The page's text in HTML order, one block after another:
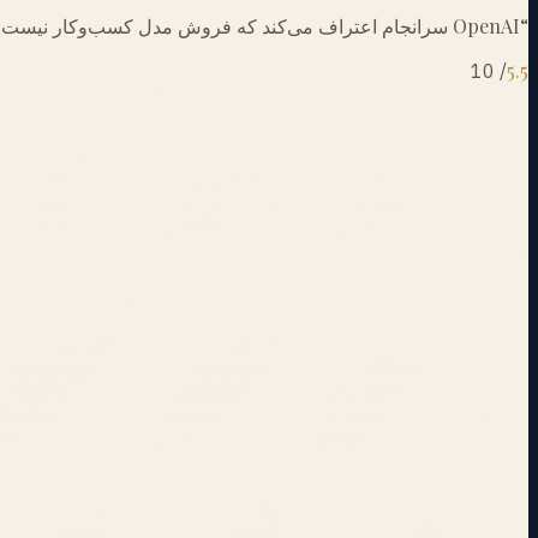
“OpenAI سرانجام اعتراف می‌کند که فروش مدل کسب‌وکار نیست، با تبدیل آرام به آکسنچر با برندینگ بهتر.
5.5
/
10